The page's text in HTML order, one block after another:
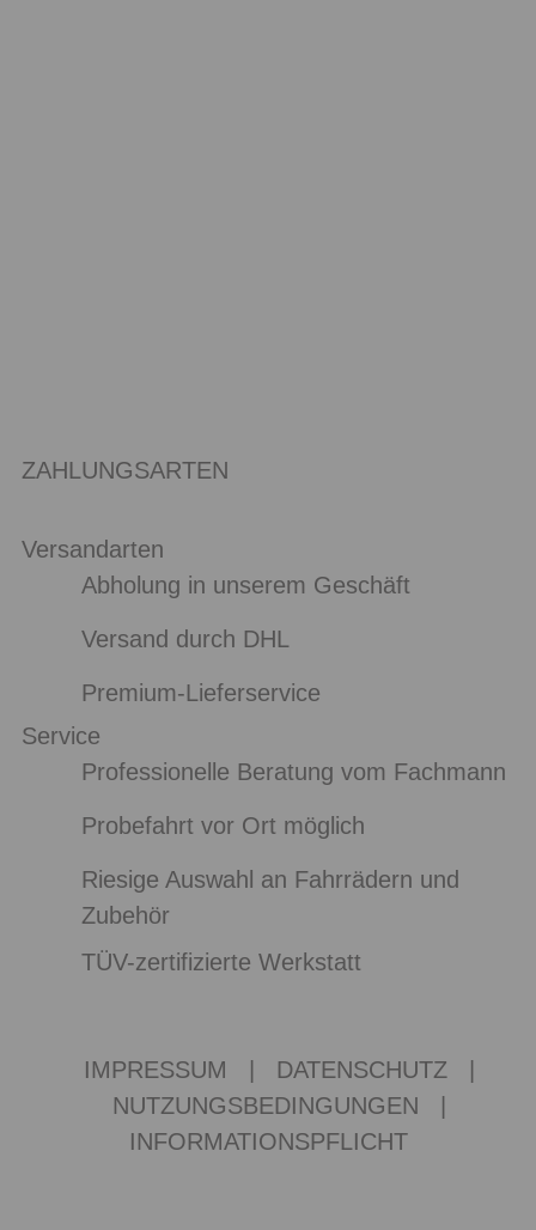
ZAHLUNGSARTEN
Versandarten
Abholung in unserem Geschäft
Versand durch DHL
Premium-Lieferservice
Service
Professionelle Beratung vom Fachmann
Probefahrt vor Ort möglich
Riesige Auswahl an Fahrrädern und
Zubehör
TÜV-zertifizierte Werkstatt
IMPRESSUM DATENSCHUTZ
NUTZUNGSBEDINGUNGEN
INFORMATIONSPFLICHT